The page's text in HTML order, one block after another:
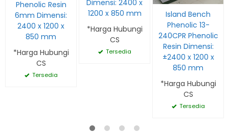
Phenolic Resin
6mm Dimensi:
2400 x 1200 x
850 mm
*Harga Hubungi
CS
Tersedia
Dimensi: 2400 x
1200 x 850 mm
*Harga Hubungi
CS
Tersedia
Island Bench
Phenolic 13-
240CPR Phenolic
Resin Dimensi:
±2400 x 1200 x
850 mm
*Harga Hubungi
CS
Tersedia